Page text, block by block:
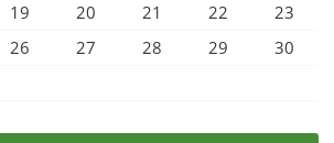
19 20 21 22
23
26 27 28 29
30